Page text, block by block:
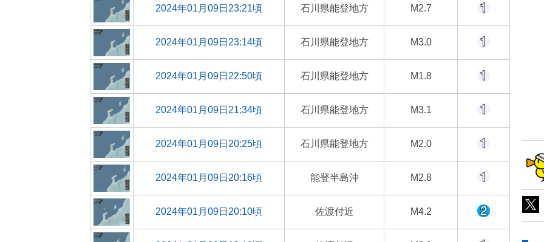
2024年01月09日23:21頃 石川県能登地方 M2.7
2024年01月09日23:14頃 石川県能登地方 M3.0
2024年01月09日22:50頃 石川県能登地方 M1.8
2024年01月09日21:34頃 石川県能登地方 M3.1
2024年01月09日20:25頃 石川県能登地方 M2.0
2024年01月09日20:16頃 能登半島沖 M2.8
2024年01月09日20:10頃 佐渡付近 M4.2